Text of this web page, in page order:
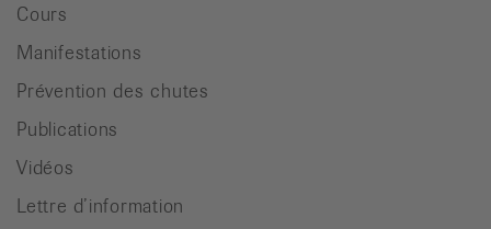
Cours
Manifestations
Prévention des chutes
Publications
Vidéos
Lettre d’information